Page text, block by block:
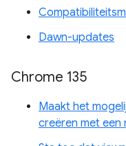
Dawn-updates
Chrome 135
Maakt het
creëren met